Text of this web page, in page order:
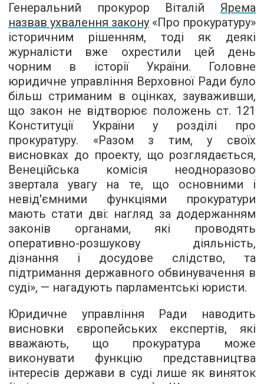
Генеральний прокурор Віталій Ярема
назвав ухвалення закону «Про прокуратуру»
історичним рішенням, тоді як деякі
журналісти вже охрестили цей день
чорним в історії України. Головне
юридичне управління Верховної Ради було
більш стриманим в оцінках, зауваживши,
що закон не відтворює положень ст. 121
Конституції України у розділі про
прокуратуру. «Разом з тим, у своїх
висновках до проекту, що розглядається,
Венеційська комісія неодноразово
звертала увагу на те, що основними і
невід'ємними функціями прокуратури
мають стати дві: нагляд за додержанням
законів органами, які проводять
оперативно-розшукову діяльність,
дізнання і досудове слідство, та
підтримання державного обвинувачення в
суді», — нагадують парламентські юристи.
Юридичне управління Ради наводить
висновки європейських експертів, які
вважають, що прокуратура може
виконувати функцію представництва
інтересів держави в суді лише як виняток